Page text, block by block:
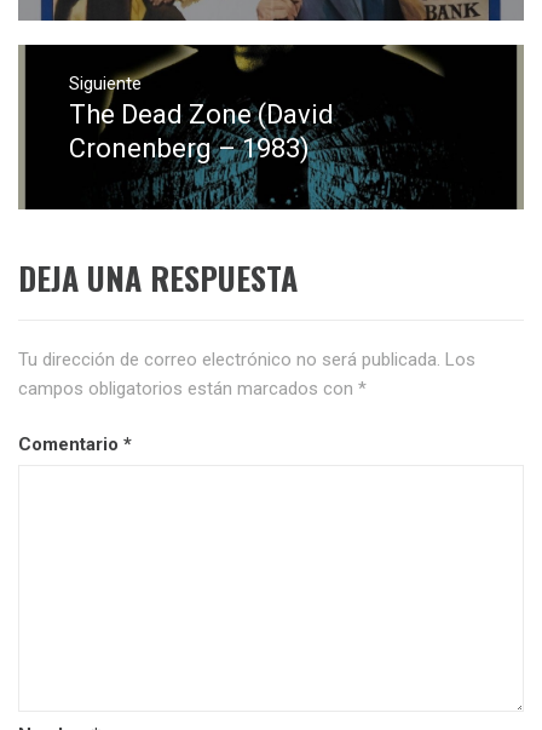
Siguiente
Entrada
siguiente:
The Dead Zone (David
Cronenberg – 1983)
DEJA UNA RESPUESTA
Tu dirección de correo electrónico no será publicada. Los
campos obligatorios están marcados con *
Comentario *